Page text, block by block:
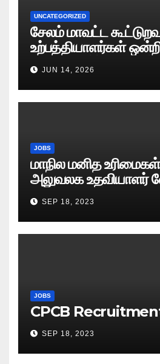
UNCATEGORIZED
சேலம் மாவட்ட
உற்பத்தியாளர்கள்
வேலைவாய்ப்பு
JUN 14, 2026
JOBS
மாநில மனித
அலுவலக உதவியாளர்
எழுத்துத் தேர்வு தேதி
SEP 18, 2023
JOBS
CPCB
SEP 18, 2023